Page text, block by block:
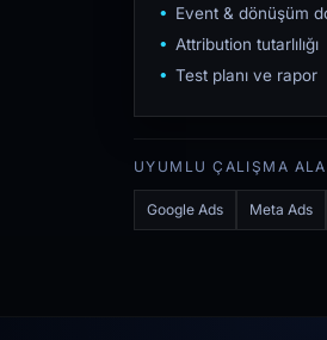
Event & dönüşüm
Attribution tutarlılığı
Test planı ve rapor
UYUMLU ÇALIŞMA
Google Ads Meta Ads